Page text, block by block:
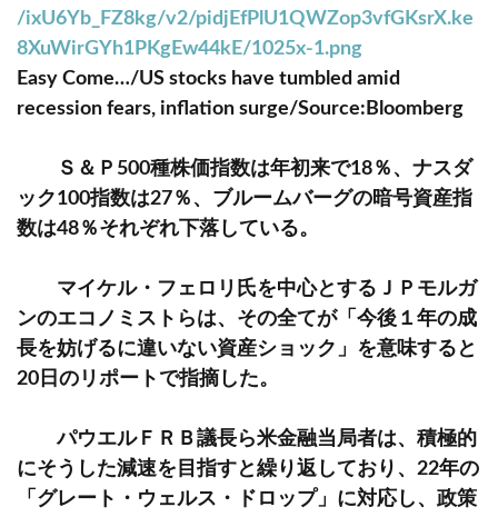
/ixU6Yb_FZ8kg/v2/pidjEfPlU1QWZop3vfGKsrX.ke
8XuWirGYh1PKgEw44kE/1025x-1.png
Easy Come…/US stocks have tumbled amid
recession fears, inflation surge/Source:Bloomberg
Ｓ＆Ｐ500種株価指数は年初来で18％、ナスダ
ック100指数は27％、ブルームバーグの暗号資産指
数は48％それぞれ下落している。
マイケル・フェロリ氏を中心とするＪＰモルガ
ンのエコノミストらは、その全てが「今後１年の成
長を妨げるに違いない資産ショック」を意味すると
20日のリポートで指摘した。
パウエルＦＲＢ議長ら米金融当局者は、積極的
にそうした減速を目指すと繰り返しており、22年の
「グレート・ウェルス・ドロップ」に対応し、政策